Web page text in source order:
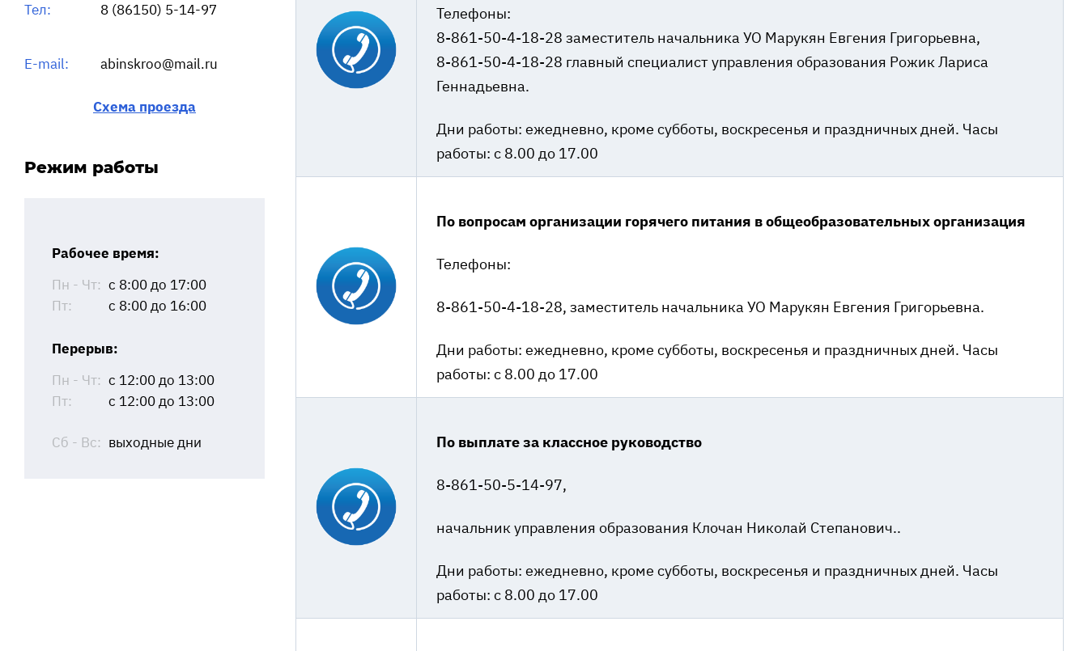
Тел: 8 (86150) 5-14-97
E-mail: abinskroo@mail.ru
Схема проезда
Режим работы
Рабочее время:
Пн - Чт: с 8:00 до 17:00
Пт:
с 8:00 до 16:00
Перерыв:
Пн - Чт: с 12:00 до 13:00
Пт:
с 12:00 до 13:00
Сб - Вс: выходные дни
Телефоны:
8-861-50-4-18-28 заместитель начальника УО Марукян Евгения Григорьевна,
8-861-50-4-18-28 главный специалист управления образования Рожик Лариса
Геннадьевна.
Дни работы: ежедневно, кроме субботы, воскресенья и праздничных дней. Часы
работы: с 8.00 до 17.00
По вопросам организации горячего питания в общеобразовательных организация
Телефоны:
8-861-50-4-18-28, заместитель начальника УО Марукян Евгения Григорьевна.
Дни работы: ежедневно, кроме субботы, воскресенья и праздничных дней. Часы
работы: с 8.00 до 17.00
По выплате за классное руководство
8-861-50-5-14-97,
начальник управления образования Клочан Николай Степанович..
Дни работы: ежедневно, кроме субботы, воскресенья и праздничных дней. Часы
работы: с 8.00 до 17.00